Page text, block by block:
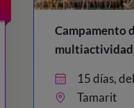
Campamento
multiactividad
15 días,
Tamarit